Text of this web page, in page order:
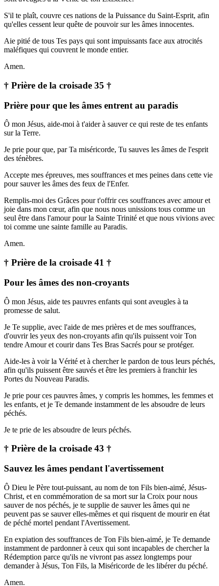
S'il te plaît, couvre ces nations de la Puissance du Saint-Esprit, afin
qu'elles cessent leur quête de pouvoir sur les âmes innocentes.
Aie pitié de tous Tes pays qui sont impuissants face aux atrocités
maléfiques qui couvrent le monde entier.
Amen.
† Prière de la croisade 35 †
Prière pour que les âmes entrent au paradis
Ô mon Jésus, aide-moi à t'aider à sauver ce qui reste de tes enfants
sur la Terre.
Je prie pour que, par Ta miséricorde, Tu sauves les âmes de l'esprit
des ténèbres.
Accepte mes épreuves, mes souffrances et mes peines dans cette vie
pour sauver les âmes des feux de l'Enfer.
Remplis-moi des Grâces pour t'offrir ces souffrances avec amour et
joie dans mon cœur, afin que nous nous unissions tous comme un
seul être dans l'amour pour la Sainte Trinité et que nous vivions avec
toi comme une sainte famille au Paradis.
Amen.
† Prière de la croisade 41 †
Pour les âmes des non-croyants
Ô mon Jésus, aide tes pauvres enfants qui sont aveugles à ta
promesse de salut.
Je Te supplie, avec l'aide de mes prières et de mes souffrances,
d'ouvrir les yeux des non-croyants afin qu'ils puissent voir Ton
tendre Amour et courir dans Tes Bras Sacrés pour se protéger.
Aide-les à voir la Vérité et à chercher le pardon de tous leurs péchés,
afin qu'ils puissent être sauvés et être les premiers à franchir les
Portes du Nouveau Paradis.
Je prie pour ces pauvres âmes, y compris les hommes, les femmes et
les enfants, et je Te demande instamment de les absoudre de leurs
péchés.
Je te prie de les absoudre de leurs péchés.
† Prière de la croisade 43 †
Sauvez les âmes pendant l'avertissement
Ô Dieu le Père tout-puissant, au nom de ton Fils bien-aimé, Jésus-
Christ, et en commémoration de sa mort sur la Croix pour nous
sauver de nos péchés, je te supplie de sauver les âmes qui ne
peuvent pas se sauver elles-mêmes et qui risquent de mourir en état
de péché mortel pendant l'Avertissement.
En expiation des souffrances de Ton Fils bien-aimé, je Te demande
instamment de pardonner à ceux qui sont incapables de chercher la
Rédemption parce qu'ils ne vivront pas assez longtemps pour
demander à Jésus, Ton Fils, la Miséricorde de les libérer du péché.
Amen.